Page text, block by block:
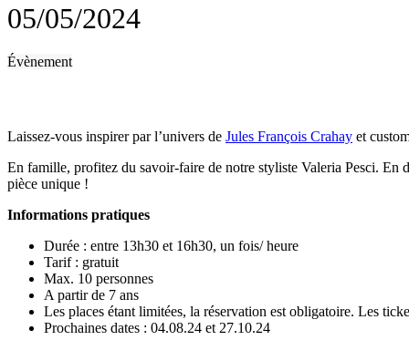
05/05/2024
Évènement
Laissez-vous inspirer par l’univers de Jules François Crahay et
En famille, profitez du savoir-faire de notre styliste Valeria Pesci. En
pièce unique !
Informations pratiques
Durée : entre 13h30 et 16h30, un fois/ heure
Tarif : gratuit
Max. 10 personnes
A partir de 7 ans
Les places étant limitées, la réservation est obligatoire. Les
Prochaines dates : 04.08.24 et 27.10.24